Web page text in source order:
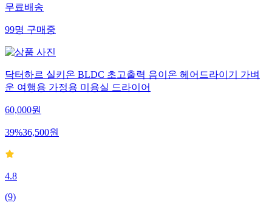
무료배송
99명구매중
닥터하르 실키온 BLDC 초고출력 음이온 헤어드라이기 가벼
운 여행용 가정용 미용실 드라이어
60,000원
39%36,500원
4.8
(9)